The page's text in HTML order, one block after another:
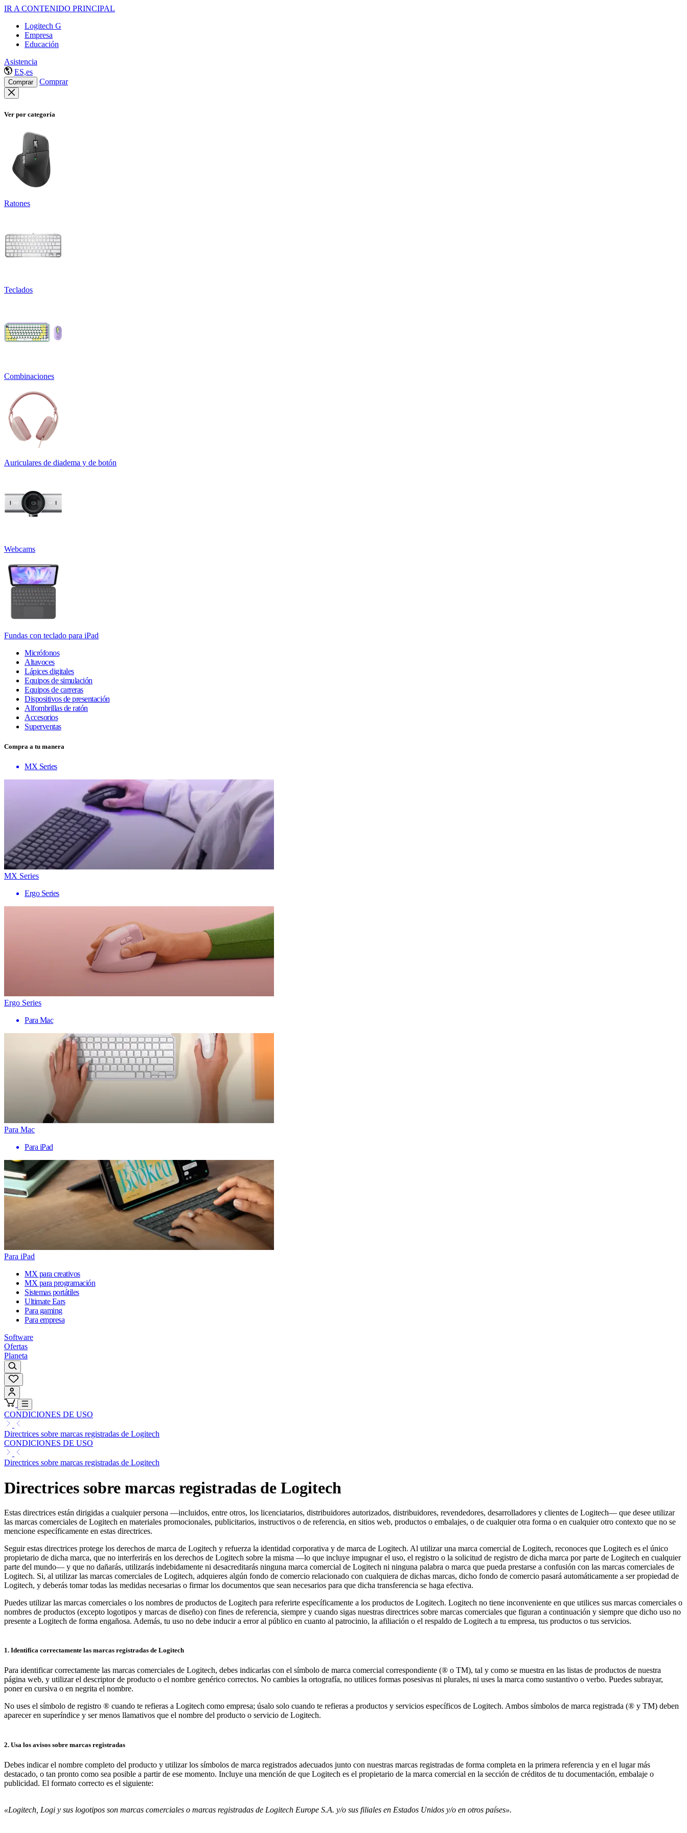
IR A CONTENIDO PRINCIPAL
Logitech G
Empresa
Educación
Asistencia
ES,es
Comprar Comprar
Ver por categoría
Ratones
Teclados
Combinaciones
Auriculares de diadema y de botón
Webcams
Fundas con teclado para iPad
Micrófonos
Altavoces
Lápices digitales
Equipos de simulación
Equipos de carreras
Dispositivos de presentación
Alfombrillas de ratón
Accesorios
Superventas
Compra a tu manera
MX Series
MX Series
Ergo Series
Ergo Series
Para Mac
Para Mac
Para iPad
Para iPad
MX para creativos
MX para programación
Sistemas portátiles
Ultimate Ears
Para gaming
Para empresa
Software
Ofertas
Planeta
CONDICIONES DE USO
Directrices sobre marcas registradas de Logitech
CONDICIONES DE USO
Directrices sobre marcas registradas de Logitech
Directrices sobre marcas registradas de Logitech
Estas directrices están dirigidas a cualquier persona —incluidos, entre otros, los licenciatarios, distribuidores autorizados, distribuidores, revendedores, desarrolladores y clientes de Logitech— que desee utilizar
las marcas comerciales de Logitech en materiales promocionales, publicitarios, instructivos o de referencia, en sitios web, productos o embalajes, o de cualquier otra forma o en cualquier otro contexto que no se
mencione específicamente en estas directrices.
Seguir estas directrices protege los derechos de marca de Logitech y refuerza la identidad corporativa y de marca de Logitech. Al utilizar una marca comercial de Logitech, reconoces que Logitech es el único
propietario de dicha marca, que no interferirás en los derechos de Logitech sobre la misma —lo que incluye impugnar el uso, el registro o la solicitud de registro de dicha marca por parte de Logitech en cualquier
parte del mundo— y que no dañarás, utilizarás indebidamente ni desacreditarás ninguna marca comercial de Logitech ni ninguna palabra o marca que pueda prestarse a confusión con las marcas comerciales de
Logitech. Si, al utilizar las marcas comerciales de Logitech, adquieres algún fondo de comercio relacionado con cualquiera de dichas marcas, dicho fondo de comercio pasará automáticamente a ser propiedad de
Logitech, y deberás tomar todas las medidas necesarias o firmar los documentos que sean necesarios para que dicha transferencia se haga efectiva.
Puedes utilizar las marcas comerciales o los nombres de productos de Logitech para referirte específicamente a los productos de Logitech. Logitech no tiene inconveniente en que utilices sus marcas comerciales o
nombres de productos (excepto logotipos y marcas de diseño) con fines de referencia, siempre y cuando sigas nuestras directrices sobre marcas comerciales que figuran a continuación y siempre que dicho uso no
presente a Logitech de forma engañosa. Además, tu uso no debe inducir a error al público en cuanto al patrocinio, la afiliación o el respaldo de Logitech a tu empresa, tus productos o tus servicios.
1. Identifica correctamente las marcas registradas de Logitech
Para identificar correctamente las marcas comerciales de Logitech, debes indicarlas con el símbolo de marca comercial correspondiente (® o TM), tal y como se muestra en las listas de productos de nuestra
página web, y utilizar el descriptor de producto o el nombre genérico correctos. No cambies la ortografía, no utilices formas posesivas ni plurales, ni uses la marca como sustantivo o verbo. Puedes subrayar,
poner en cursiva o en negrita el nombre.
No uses el símbolo de registro ® cuando te refieras a Logitech como empresa; úsalo solo cuando te refieras a productos y servicios específicos de Logitech. Ambos símbolos de marca registrada (® y TM) deben
aparecer en superíndice y ser menos llamativos que el nombre del producto o servicio de Logitech.
2. Usa los avisos sobre marcas registradas
Debes indicar el nombre completo del producto y utilizar los símbolos de marca registrados adecuados junto con nuestras marcas registradas de forma completa en la primera referencia y en el lugar más
destacado, o tan pronto como sea posible a partir de ese momento. Incluye una mención de que Logitech es el propietario de la marca comercial en la sección de créditos de tu documentación, embalaje o
publicidad. El formato correcto es el siguiente:
«Logitech, Logi y sus logotipos son marcas comerciales o marcas registradas de Logitech Europe S.A. y/o sus filiales en Estados Unidos y/o en otros países».